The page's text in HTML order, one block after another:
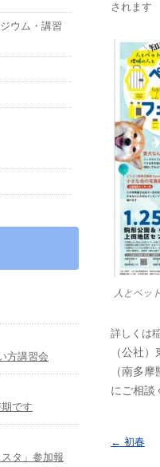
されます
人とペッ
詳しくは
（公社
（南多
にご相談
投稿ナビ
← 初春
ウム・講習
方講習会
です
タ」参加報